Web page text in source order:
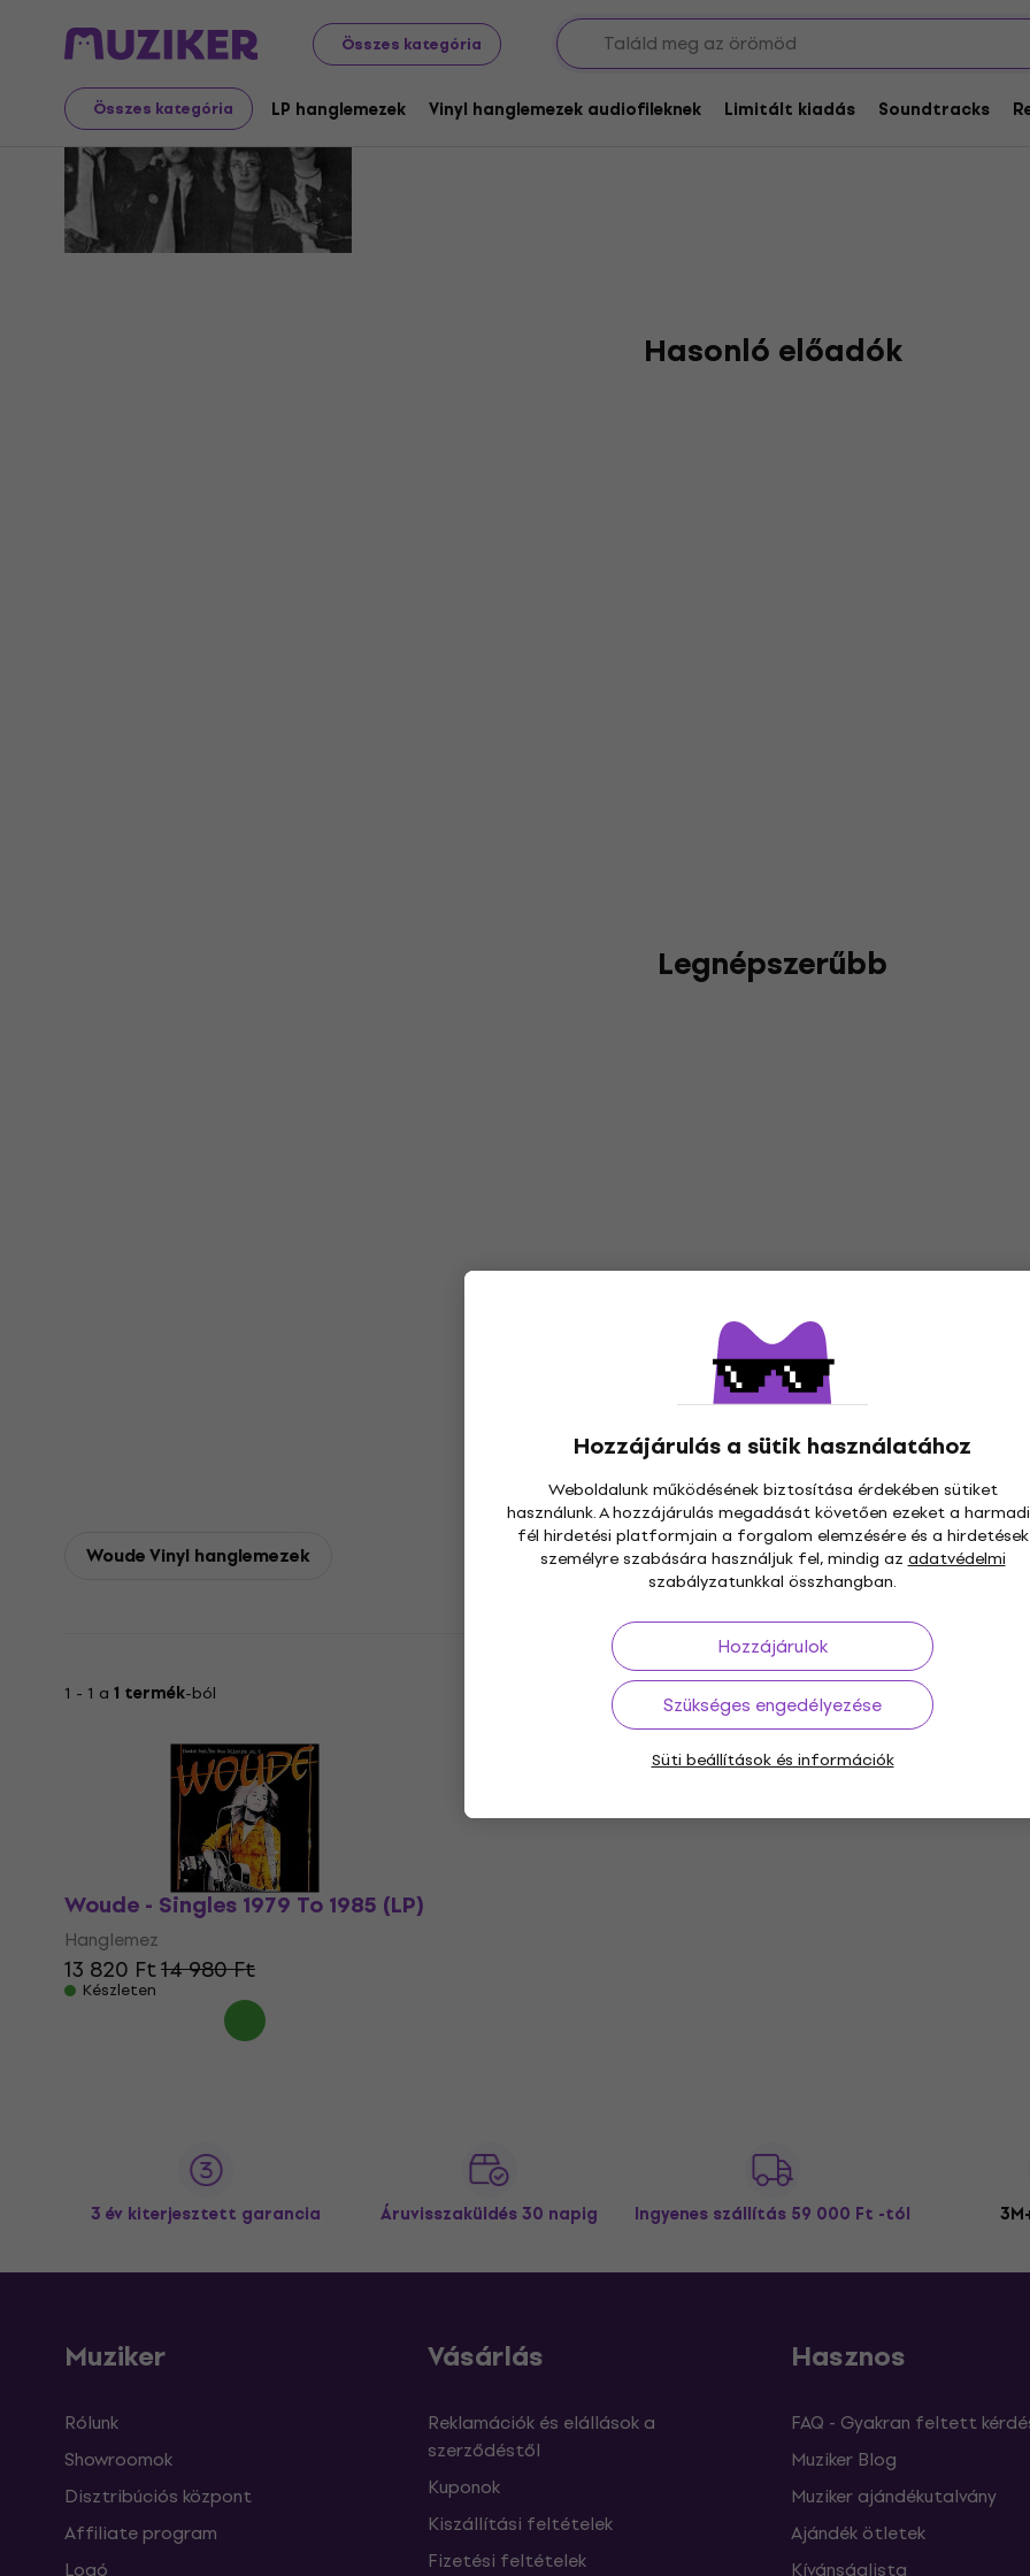
Összes kategória
Összes kategória LP hanglemezek Vinyl hanglemezek audiofileknek Limitált kiadás Soundtracks
Hozzájárulás a sütik használatához
Weboldalunk működésének biztosítása érdekében sütiket
használunk. A hozzájárulás megadását követően ezeket a
fél hirdetési platformjain a forgalom elemzésére és a hirdetések
személyre szabására használjuk fel, mindig az adatvédelmi
szabályzatunkkal összhangban.
Hozzájárulok
Szükséges engedélyezése
Süti beállítások és információk
Woude
Hasonló előadók
Legnépszerűbb
Woude Vinyl hanglemezek
1 - 1 a 1 termék-ból
Woude - Singles 1979 To 1985 (LP)
Hanglemez
13 820 Ft14 980 Ft
Készleten
3 év kiterjesztett garancia Áruvisszaküldés 30 napig Ingyenes szállítás 59 000 Ft -tól
Muziker
Rólunk
Showroomok
Disztribúciós központ
Affiliate program
Logó
Vásárlás
Reklamációk és elállások a
szerződéstől
Kuponok
Kiszállítási feltételek
Fizetési feltételek
Hasznos
FAQ - Gyakran feltett
Muziker Blog
Muziker ajándékutalvány
Ajándék ötletek
Kívánságlista